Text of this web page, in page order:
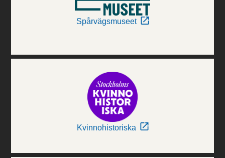
Spårvägsmuseet
Kvinnohistoriska